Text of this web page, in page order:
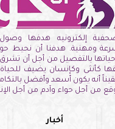
إلكترونيه هدفها وصول
ومهنية. هدفنا أن نحيط
بالتفصيل من أجل أن
كأنثى وكإنسان يضيف
أنه يكون أسعد وأفضل
من أجل حواء وآدم من أجل
أخبار